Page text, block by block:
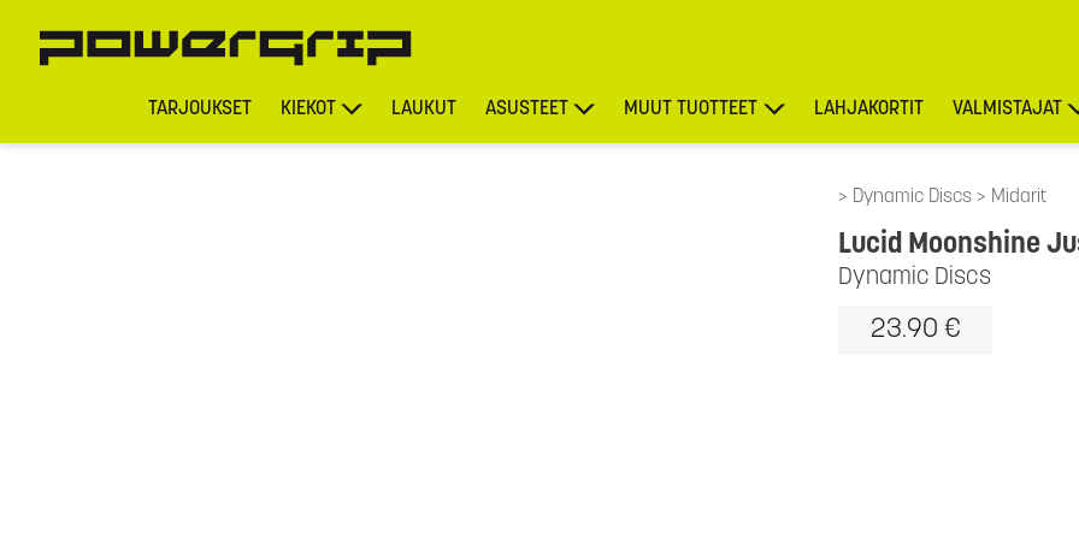
TARJOUKSET KIEKOT LAUKUT ASUSTEET MUUT TUOTTEET LAHJAKORTIT VALMISTAJAT
Dynamic Discs Midarit
Dynamic Discs
Lucid Moonshine
23.90 €